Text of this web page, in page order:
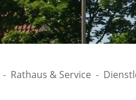
Rathaus & Service